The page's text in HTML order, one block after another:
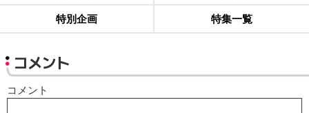
特別企画 特集一覧
コメント
コメント